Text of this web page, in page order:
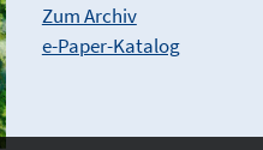
Zum Archiv
e-Paper-Katalog